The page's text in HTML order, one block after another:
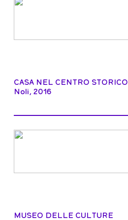
CASA NEL CENTRO STORICO
Noli, 2016
MUSEO DELLE CULTURE